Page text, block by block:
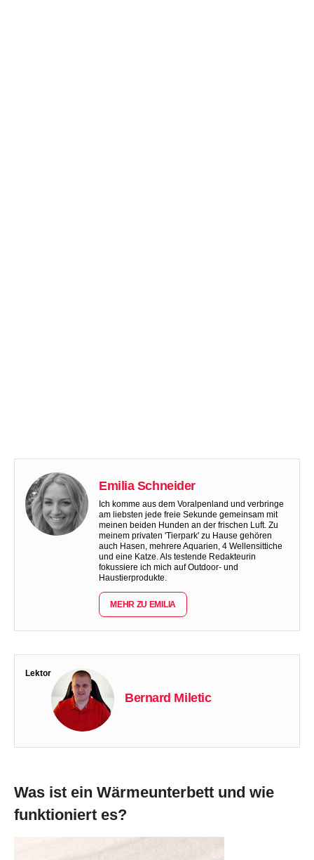
Emilia Schneider
Ich komme aus dem Voralpenland und verbringe
am liebsten jede freie Sekunde gemeinsam mit
meinen beiden Hunden an der frischen Luft. Zu
meinem privaten 'Tierpark' zu Hause gehören
auch Hasen, mehrere Aquarien, 4 Wellensittiche
und eine Katze. Als testende Redakteurin
fokussiere ich mich auf Outdoor- und
Haustierprodukte.
MEHR ZU EMILIA
Lektor
Bernard Miletic
Was ist ein Wärmeunterbett und wie
funktioniert es?